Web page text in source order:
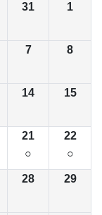
31 1
7 8
14 15
21
○
22
○
28 29